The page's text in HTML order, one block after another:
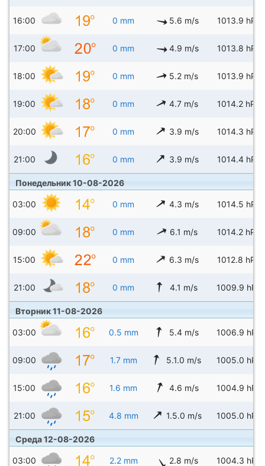
16:00 0 mm 5.6 m/s 1013.9 hPa
17:00 0 mm 4.9 m/s 1013.8 hPa
18:00 0 mm 5.2 m/s 1013.9 hPa
19:00 0 mm 4.7 m/s 1014.2 hPa
20:00 0 mm 3.9 m/s 1014.3 hPa
21:00 0 mm 3.9 m/s 1014.4 hPa
Понедельник 10-08-2026
03:00 0 mm 4.3 m/s 1014.5 hPa
09:00 0 mm 6.1 m/s 1014.2 hPa
15:00 0 mm 6.3 m/s 1012.8 hPa
21:00 0 mm 4.1 m/s 1009.9 hPa
Вторник 11-08-2026
03:00 0.5 mm 5.4 m/s 1006.9 hPa
09:00 1.7 mm 5.1.0 m/s 1005.0 hPa
15:00 1.6 mm 4.6 m/s 1004.9 hPa
21:00 4.8 mm 1.5.0 m/s 1005.0 hPa
Среда 12-08-2026
03:00 2.2 mm 2.8 m/s 1004.3 hPa